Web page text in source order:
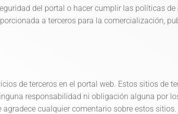
del portal o hacer cumplir las políticas
a terceros para la comercialización,
de terceros en el portal web. Estos sitios de
responsabilidad ni obligación alguna por
cualquier comentario sobre estos sitios.